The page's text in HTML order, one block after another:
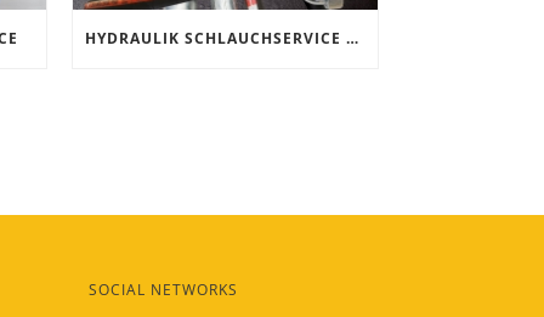
HYDRAULIK SCHLAUCHSERVICE NACH MASS!
SOCIAL NETWORKS